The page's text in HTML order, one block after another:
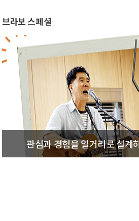
브라보 스페셜
관심과 경험을 일거리로 설계